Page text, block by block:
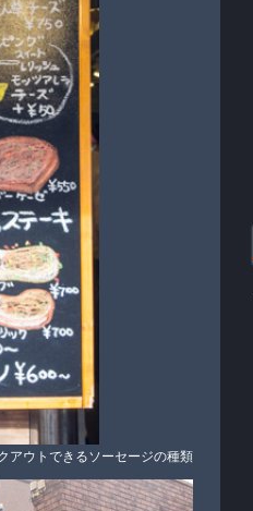
ウトできるソーセージの種類